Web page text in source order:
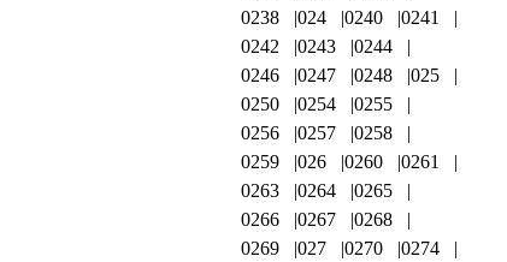
0238
024 0240
0241
0242
0243
0244
0246
0247 0248
025
0250
0254
0255
0256
0257
0258
0259
026 0260
0261
0263
0264
0265
0266
0267
0268
0269
027 0270
0274